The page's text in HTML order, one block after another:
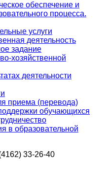
обеспечение и
процесса.
услуги
деятельность
задание
хозяйственной
деятельности
приема (перевода)
обучающихся
в образовательной
33-26-40